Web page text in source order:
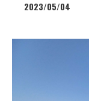
2023/05/04